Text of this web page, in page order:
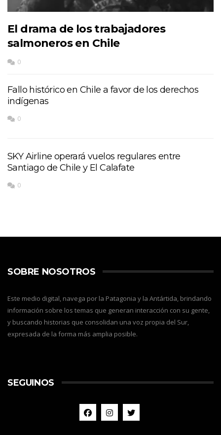
El drama de los trabajadores
salmoneros en Chile
0
Fallo histórico en Chile a favor de los derechos
indígenas
0
SKY Airline operará vuelos regulares entre
Santiago de Chile y El Calafate
0
SOBRE NOSOTROS
Este medio digital, navega por la Patagonia y la Antártida, brindando
información sobre los temas que generan interacción con su gente,
y buscando historias que consolidan una voz propia del Sur,
expresada de la forma más amplia posible.
SEGUINOS